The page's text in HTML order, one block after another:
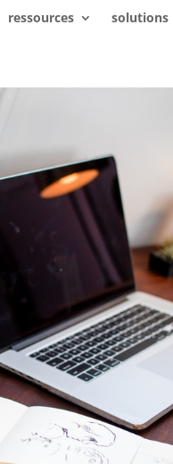
ressources solutions